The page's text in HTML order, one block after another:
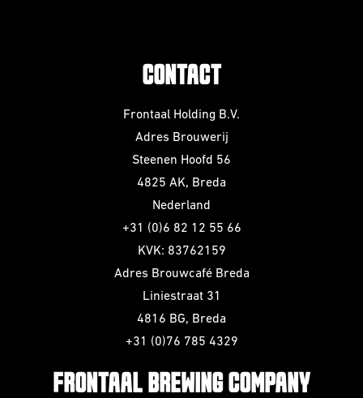
CONTACT
Frontaal Holding B.V.
Adres Brouwerij
Steenen Hoofd 56
4825 AK, Breda
Nederland
+31 (0)6 82 12 55 66
KVK: 83762159
Adres Brouwcafé Breda
Liniestraat 31
4816 BG, Breda
+31 (0)76 785 4329
FRONTAAL BREWING COMPANY